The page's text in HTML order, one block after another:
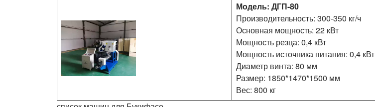
Модель: ДГП-80
Производительность: 300-350 кг/ч
Основная мощность: 22 кВт
Мощность резца: 0,4 кВт
Мощность источника питания: 0,4 кВт
Диаметр винта: 80 мм
Размер: 1850*1470*1500 мм
Вес: 800 кг